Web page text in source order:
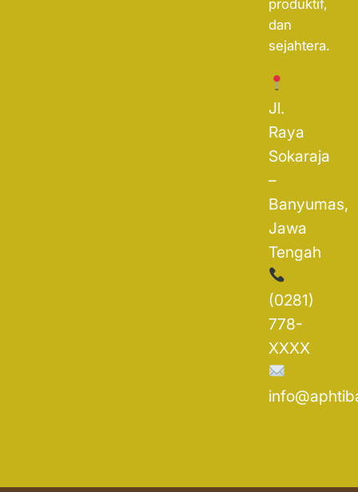
produktif,
dan
sejahtera.
Jl.
Raya
Sokaraja
–
Banyumas,
Jawa
Tengah
(0281)
778-
XXXX